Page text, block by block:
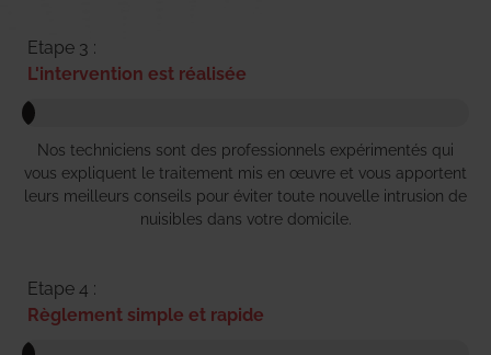
Etape 3 :
L'intervention est réalisée
Nos techniciens sont des professionnels expérimentés qui
vous expliquent le traitement mis en œuvre et vous apportent
leurs meilleurs conseils pour éviter toute nouvelle intrusion de
nuisibles dans votre domicile.
Etape 4 :
Règlement simple et rapide